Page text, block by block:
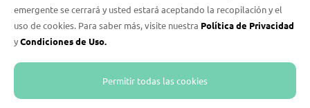
GDPR
PRIVACY POLICY
emergente se cerrará y usted estará aceptando la recopilación y el
uso de cookies. Para saber más, visite nuestra Política de Privacidad
yCondiciones de Uso.
Permitir todas las cookies